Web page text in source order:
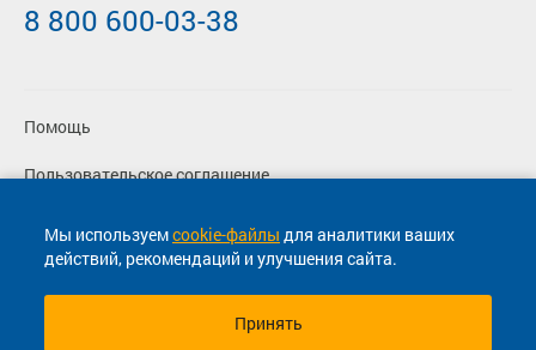
Мы используемcookie-файлы для аналитики ваших
действий, рекомендаций и улучшения сайта.
Принять
Помощь
Пользовательское соглашение
Политика конфиденциальности
Согласие на маркетинговые сообщения
8 800 600-03-38
© 2013-2026, ООО "Капитал"- Онлайн сервис продажи